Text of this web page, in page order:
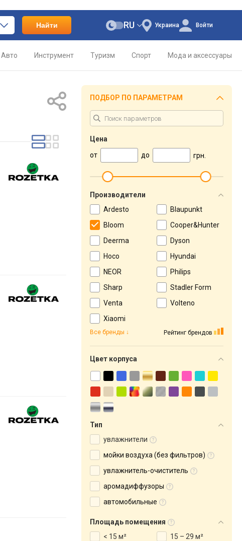
Найти Украина
RU Войти
Авто Инструмент Туризм Спорт Мода и аксессуары
ПОДБОР ПО ПАРАМЕТРАМ
Цена
от
до грн.
Производители
Ardesto
Blaupunkt
Bloom
Cooper&Hunter
Deerma
Dyson
Hoco
Hyundai
NEOR
Philips
Sharp
Stadler Form
Venta
Volteno
Xiaomi
Рейтинг брендов
Все бренды
Цвет корпуса
Тип
увлажнители
мойки воздуха (без фильтров)
увлажнитель-очиститель
аромадиффузоры
автомобильные
Площадь помещения
< 15 м²
15 – 29 м²